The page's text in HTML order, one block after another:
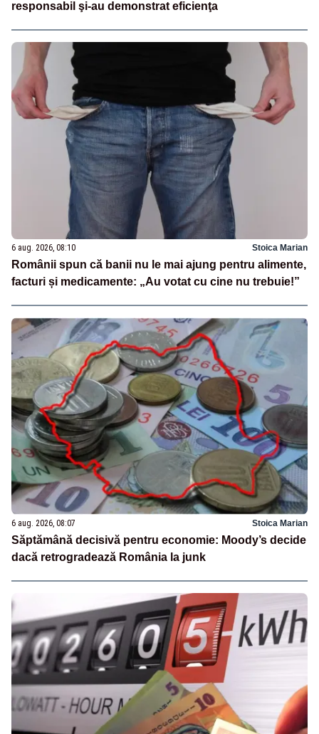
responsabil şi-au demonstrat eficienţa
6 aug. 2026, 08:10 Stoica Marian
Românii spun că banii nu le mai ajung pentru alimente,
facturi și medicamente: „Au votat cu cine nu trebuie!”
6 aug. 2026, 08:07 Stoica Marian
Săptămână decisivă pentru economie: Moody’s decide
dacă retrogradează România la junk